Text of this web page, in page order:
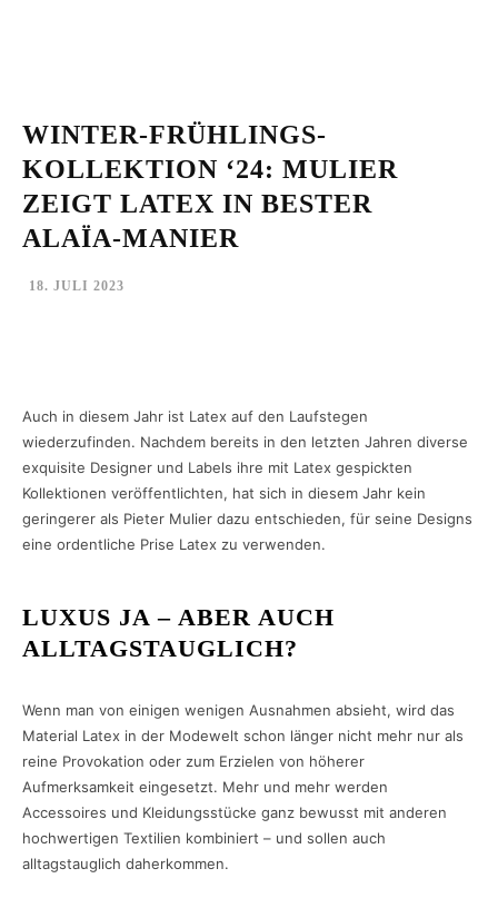
WINTER-FRÜHLINGS-
KOLLEKTION ‘24: MULIER
ZEIGT LATEX IN BESTER
ALAÏA-MANIER
18. JULI 2023
Auch in diesem Jahr ist Latex auf den Laufstegen
wiederzufinden. Nachdem bereits in den letzten Jahren diverse
exquisite Designer und Labels ihre mit Latex gespickten
Kollektionen veröffentlichten, hat sich in diesem Jahr kein
geringerer als Pieter Mulier dazu entschieden, für seine Designs
eine ordentliche Prise Latex zu verwenden.
LUXUS JA – ABER AUCH
ALLTAGSTAUGLICH?
Wenn man von einigen wenigen Ausnahmen absieht, wird das
Material Latex in der Modewelt schon länger nicht mehr nur als
reine Provokation oder zum Erzielen von höherer
Aufmerksamkeit eingesetzt. Mehr und mehr werden
Accessoires und Kleidungsstücke ganz bewusst mit anderen
hochwertigen Textilien kombiniert – und sollen auch
alltagstauglich daherkommen.